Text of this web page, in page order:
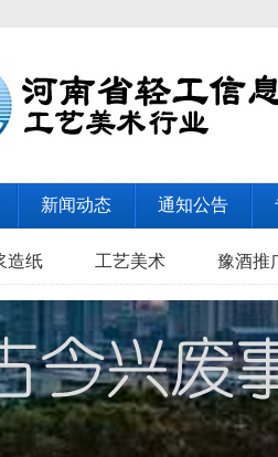
新闻动态 通知公告
造纸 工艺美术 豫酒推